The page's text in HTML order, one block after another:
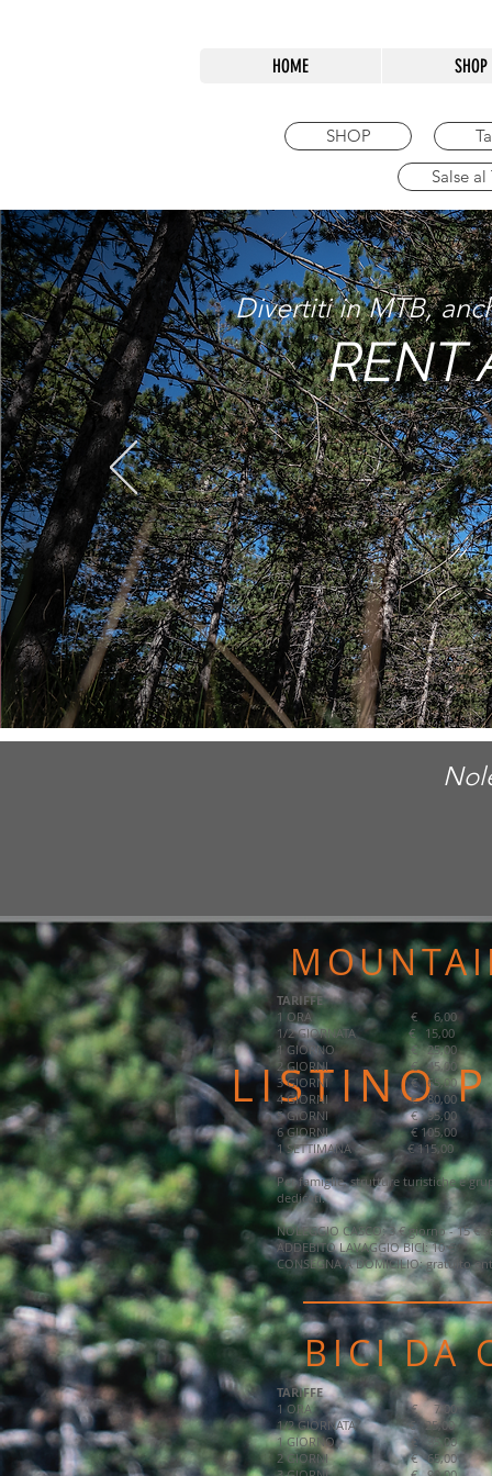
HOME SHOP
SHOP
Salse
Divertiti in MTB,
RENT
LISTINO
TARIFFE
1 ORA € 6,00
1/2 GIORNATA € 15,00
1 GIORNO € 25,00
2 GIORNI € 45,00
3 GIORNI € 65,00
4 GIORNI € 80,00
5 GIORNI € 95,00
6 GIORNI € 105,00
1 SETTIMANA € 115,00
Per famiglie, strutture turistiche e
dedicati.
NOLEGGIO CASCO: 3 € giorno - 15 €
ADDEBITO LAVAGGIO BICI: 10 €
CONSEGNA A DOMICILIO: gratuito
BICI DA
TARIFFE
1 ORA € 7,00
1/2 GIORNATA € 25,00
1 GIORNO € 35,00
2 GIORNI € 65,00